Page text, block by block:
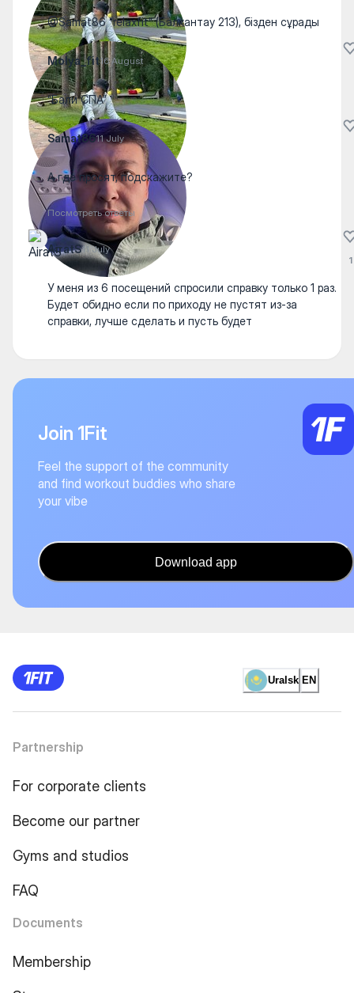
@Samat86 “relaxfit” (Балкантау 213), бізден сұрады
Molya_fit16 August
“Бали СПА”
Samat8611 July
А где просят, подскажите?
Посмотреть ответы
AiratS11 July
У меня из 6 посещений спросили справку только 1 раз.
Будет обидно если по приходу не пустят из-за
справки, лучше сделать и пусть будет
1
Join 1Fit
Feel the support of the community
and find workout buddies who share
your vibe
Download app
Uralsk EN
Partnership
For corporate clients
Become our partner
Gyms and studios
FAQ
Documents
Membership